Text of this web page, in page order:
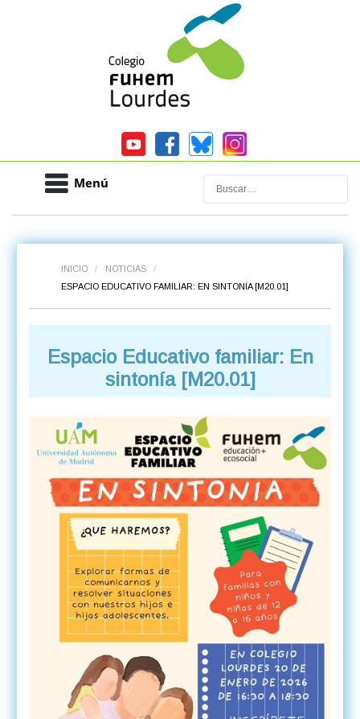
Menú Buscar
INICIO / NOTICIAS
/
ESPACIO EDUCATIVO FAMILIAR: EN SINTONÍA [M20.01]
Espacio Educativo familiar: En
sintonía [M20.01]